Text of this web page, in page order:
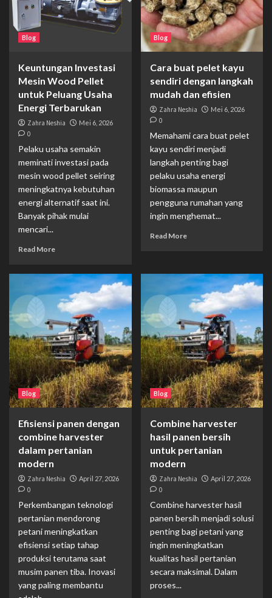
Blog
Keuntungan Investasi
Mesin Wood Pellet
untuk Peluang Usaha
Energi Terbarukan
Zahra Neshia Mei 6, 2026
0
Pelaku usaha semakin
meminati investasi pada
mesin wood pellet seiring
meningkatnya kebutuhan
energi alternatif saat ini.
Banyak pihak mulai
mencari...
Read More
Blog
Cara buat pelet kayu
sendiri dengan langkah
mudah dan efisien
Zahra Neshia Mei 6, 2026
0
Memahami cara buat pelet
kayu sendiri menjadi
langkah penting bagi
pelaku usaha energi
biomassa maupun
pengguna rumahan yang
ingin menghemat...
Read More
Blog
Efisiensi panen dengan
combine harvester
dalam pertanian
modern
Zahra Neshia April 27, 2026
0
Perkembangan teknologi
pertanian mendorong
petani meningkatkan
efisiensi setiap tahap
produksi terutama saat
musim panen tiba. Inovasi
yang paling membantu
Blog
Combine harvester
hasil panen bersih
untuk pertanian
modern
Zahra Neshia April 27, 2026
0
Combine harvester hasil
panen bersih menjadi solusi
penting bagi petani yang
ingin meningkatkan
kualitas hasil pertanian
secara maksimal. Dalam
proses...